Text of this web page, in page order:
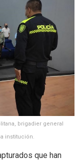
brigadier general
institución.
que han